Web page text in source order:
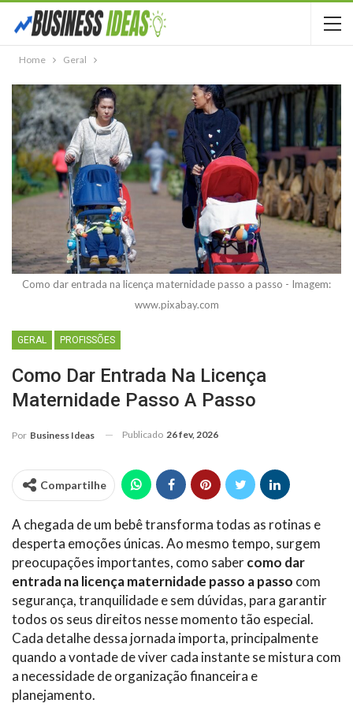
Home Geral
Como dar entrada na licença maternidade passo a passo - Imagem:
www.pixabay.com
GERAL PROFISSÕES
Como Dar Entrada Na Licença
Maternidade Passo A Passo
Por Business Ideas Publicado 26 fev, 2026
Compartilhe
A chegada de um bebê transforma todas as rotinas e
desperta emoções únicas. Ao mesmo tempo, surgem
preocupações importantes, como sabercomo dar
entrada na licença maternidade passo a passo com
segurança, tranquilidade e sem dúvidas, para garantir
todos os seus direitos nesse momento tão especial.
Cada detalhe dessa jornada importa, principalmente
quando a vontade de viver cada instante se mistura com
a necessidade de organização financeira e
planejamento.